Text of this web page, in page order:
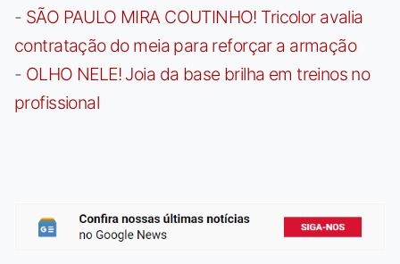
- SÃO PAULO MIRA COUTINHO! Tricolor avalia
contratação do meia para reforçar a armação
- OLHO NELE! Joia da base brilha em treinos no
profissional